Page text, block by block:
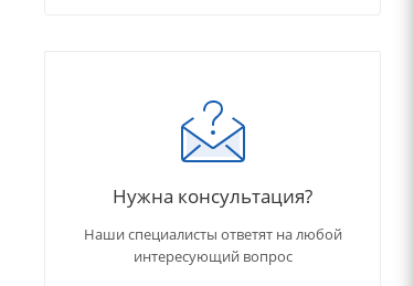
Нужна консультация?
Наши специалисты ответят на любой
интересующий вопрос